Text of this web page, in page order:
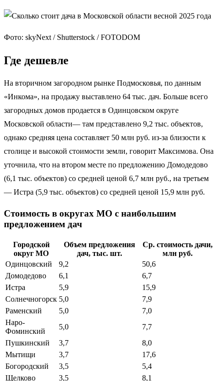
Фото: skyNext / Shutterstock / FOTODOM
Где дешевле
На вторичном загородном рынке Подмосковья, по данным
«Инкома», на продажу выставлено 64 тыс. дач. Больше всего
загородных домов продается в Одинцовском округе
Московской области— там представлено 9,2 тыс. объектов,
однако средняя цена составляет 50 млн руб. из-за близости к
столице и высокой стоимости земли, говорит Максимова. Она
уточнила, что на втором месте по предложению Домодедово
(6,1 тыс. объектов) со средней ценой 6,7 млн руб., на третьем
— Истра (5,9 тыс. объектов) со средней ценой 15,9 млн руб.
Cтоимость в округах МО с наибольшим
предложением дач
Городской
округ МО
Объем предложения
дач, тыс. шт.
Ср. стоимость дачи,
млн руб.
Одинцовский
9,2
50,6
Домодедово
6,1
6,7
Истра
5,9
15,9
Солнечногорск 5,0
7,9
Раменский
5,0
7,0
Наро-
Фоминский
5,0
7,7
Пушкинский
3,7
8,0
Мытищи
3,7
17,6
Богородский
3,5
5,4
Щелково
3,5 8,1